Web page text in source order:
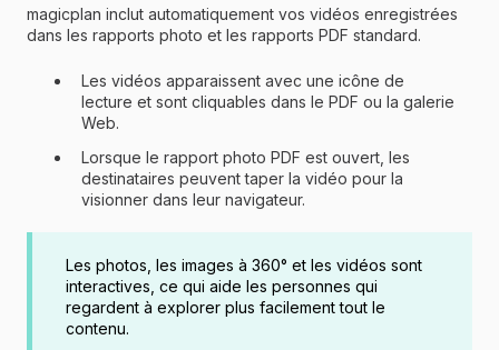
magicplan inclut automatiquement vos vidéos enregistrées
dans les rapports photo et les rapports PDF standard.
Les vidéos apparaissent avec une icône de
lecture et sont cliquables dans le PDF ou la galerie
Web.
Lorsque le rapport photo PDF est ouvert, les
destinataires peuvent taper la vidéo pour la
visionner dans leur navigateur.
Les photos, les images à 360° et les vidéos sont
interactives, ce qui aide les personnes qui
regardent à explorer plus facilement tout le
contenu.